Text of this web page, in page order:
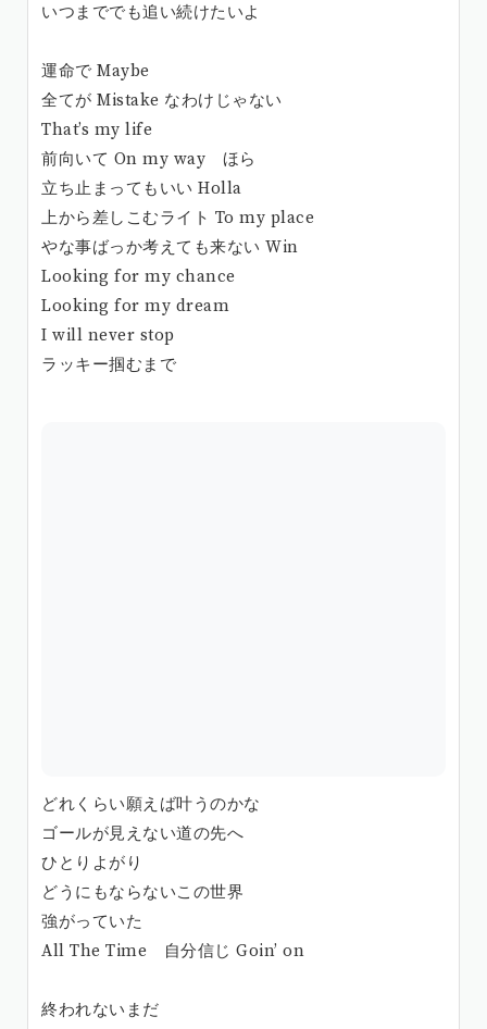
いつまででも追い続けたいよ
運命で Maybe
全てが Mistake なわけじゃない
That’s my life
前向いて On my way ほら
立ち止まってもいい Holla
上から差しこむライト To my place
やな事ばっか考えても来ない Win
Looking for my chance
Looking for my dream
I will never stop
ラッキー掴むまで
どれくらい願えば叶うのかな
ゴールが見えない道の先へ
ひとりよがり
どうにもならないこの世界
強がっていた
All The Time 自分信じ Goin’ on
終われないまだ